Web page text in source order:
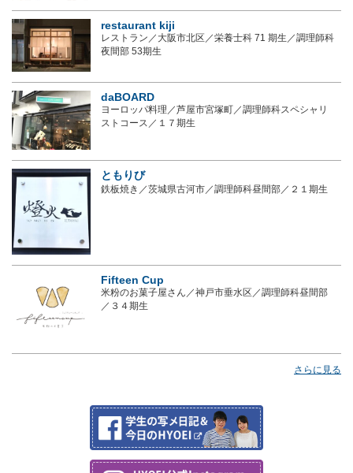
restaurant kiji
レストラン／大阪市北区／栄養士科 71 期生／調理師科
夜間部 53期生
daBOARD
ヨーロッパ料理／芦屋市宮塚町／調理師科スペシャリ
ストコース／１７期生
ともりび
鉄板焼き／茨城県古河市／調理師科昼間部／２１期生
Fifteen Cup
米粉のお菓子屋さん／神戸市垂水区／調理師科昼間部
／３４期生
さらに見る